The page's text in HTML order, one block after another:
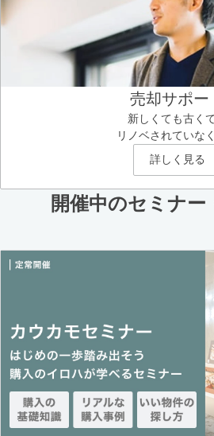
売却サポー
新しくても古く
リノベされていな
詳しく見る
開催中のセミナー